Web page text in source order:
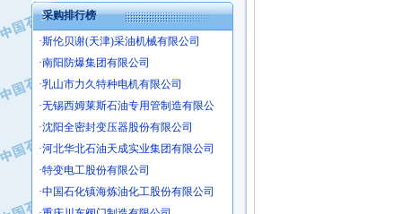
采购排行榜
·大庆油田物资集团
·斯伦贝谢(天津)采油机械有限公司
·南阳防爆集团有限公司
·乳山市力久特种电机有限公司
·无锡西姆莱斯石油专用管制造有限公
·沈阳全密封变压器股份有限公司
·河北华北石油天成实业集团有限公司
·特变电工股份有限公司
·中国石化镇海炼油化工股份有限公司
·重庆川东阀门制造有限公司